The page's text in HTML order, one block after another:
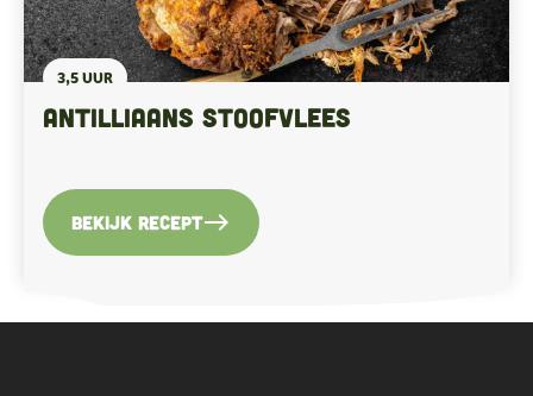
3,5 UUR
Antilliaans stoofvlees
Bekijk recepteast